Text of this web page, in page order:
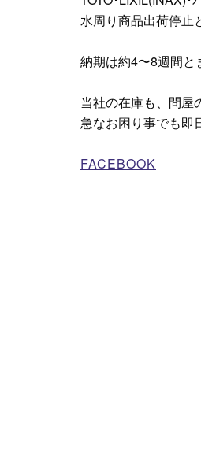
水周り商品出荷停止
納期は約4〜8週間と
当社の在庫も、問屋
急なお困り事でも即
FACEBOOK